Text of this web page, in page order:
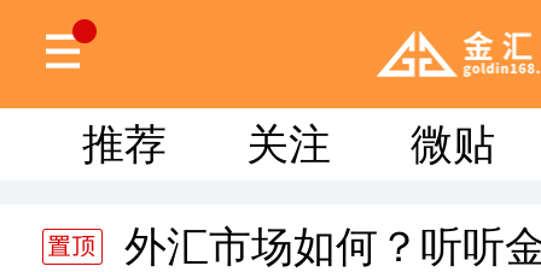
推荐 关注 微贴
外汇市场如何？听听